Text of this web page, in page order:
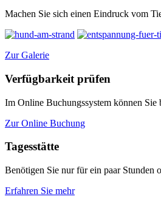
Machen Sie sich einen Eindruck vom
Zur Galerie
Verfügbarkeit prüfen
Im Online Buchungssystem können
Zur Online Buchung
Tagesstätte
Benötigen Sie nur für ein paar Stunden
Erfahren Sie mehr